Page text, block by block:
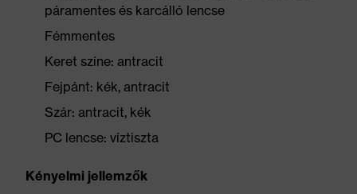
páramentes és karcálló lencse
Fémmentes
Keret színe: antracit
Fejpánt: kék, antracit
Szár: antracit, kék
PC lencse: víztiszta
Kényelmi jellemzők